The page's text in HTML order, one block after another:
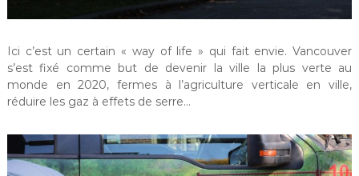
Ici c’est un certain « way of life » qui fait envie. Vancouver
s’est fixé comme but de devenir la ville la plus verte au
monde en 2020, fermes à l’agriculture verticale en ville,
réduire les gaz à effets de serre…